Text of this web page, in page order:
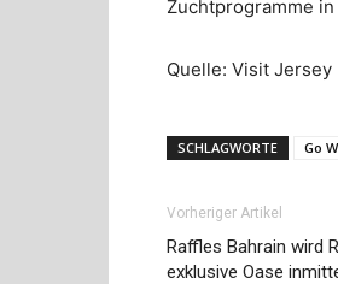
Zuchtprogramme
Quelle: Visit Jersey
SCHLAGWORTE Go
Vorheriger Artikel
Raffles Bahrain wird
exklusive Oase